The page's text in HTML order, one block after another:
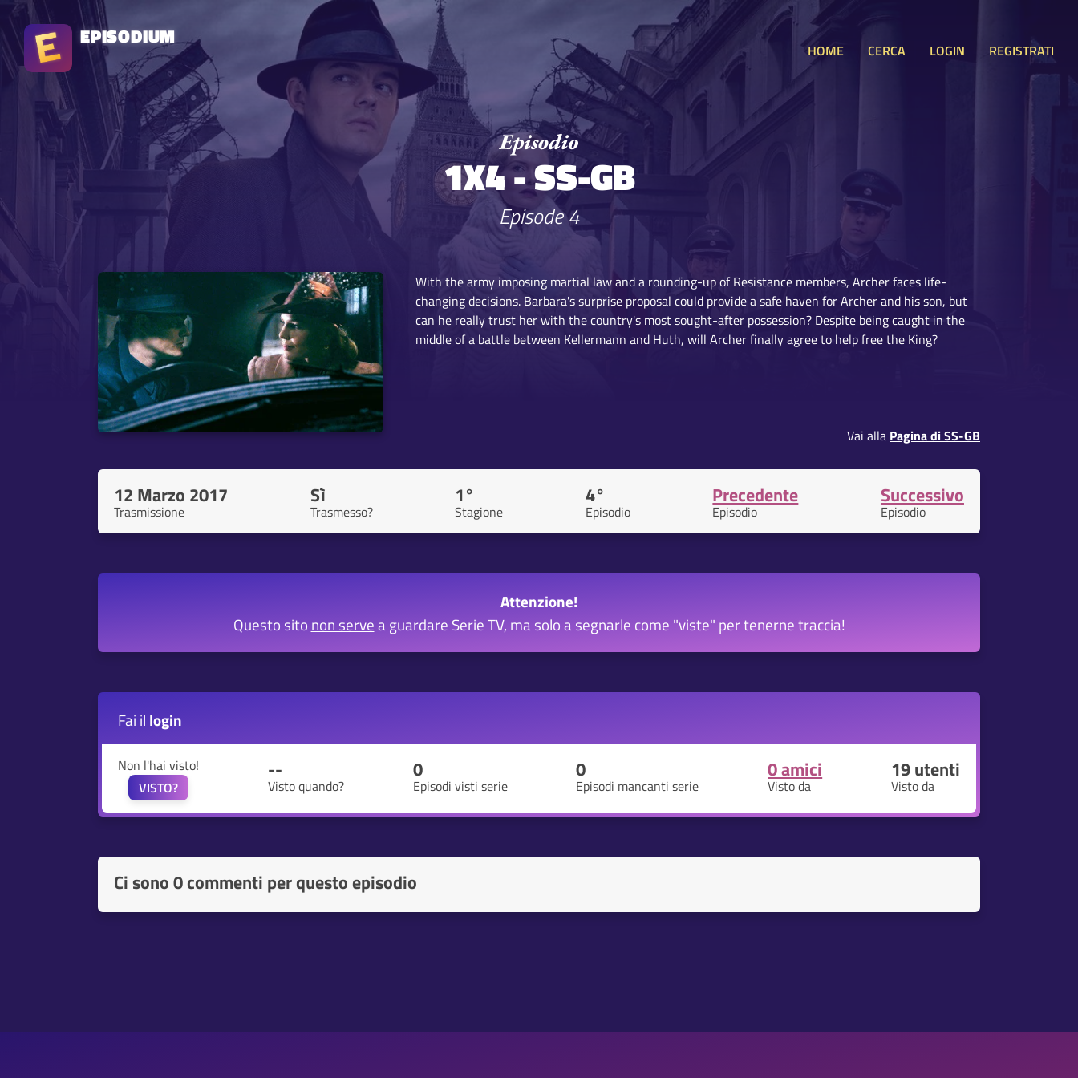
EPISODIUM
HOME CERCA LOGIN REGISTRATI
1X4 - SS-GB
Episode 4
With the army imposing martial law and a rounding-up of Resistance members, Archer faces life-
changing decisions. Barbara's surprise proposal could provide a safe haven for Archer and his son, but
can he really trust her with the country's most sought-after possession? Despite being caught in the
middle of a battle between Kellermann and Huth, will Archer finally agree to help free the King?
Vai alla Pagina di SS-GB
12 Marzo 2017
Trasmissione
Sì
Trasmesso?
1°
Stagione
4°
Episodio
Precedente
Episodio
Successivo
Episodio
Attenzione!
Questo sito non servea guardare Serie TV, ma solo a segnarle come "viste" per tenerne traccia!
Fai il login
Non l'hai visto!
VISTO?
--
Visto quando?
0
Episodi visti serie
0
Episodi mancanti serie
0 amici
Visto da
19utenti
Visto da
Ci sono0 commenti per questo episodio